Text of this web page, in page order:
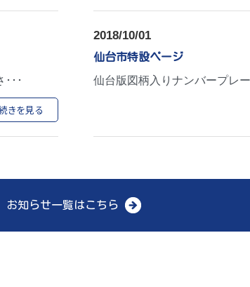
･･
きを見る
2018/10/01
仙台市特設ページ
仙台版図柄入りナンバープレ
お知らせ一覧はこちら